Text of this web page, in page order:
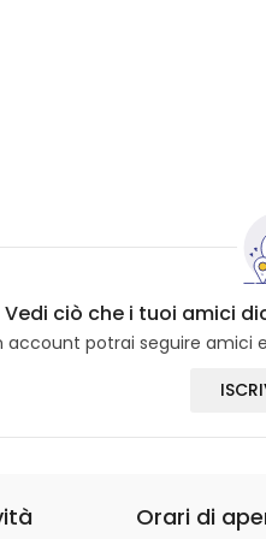
Vedi ciò che i tuoi amici
account potrai seguire amici
Orari di